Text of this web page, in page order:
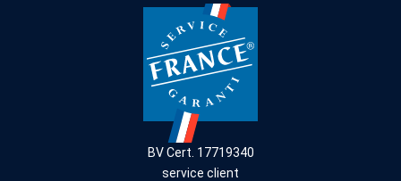
BV Cert. 17719340
service client